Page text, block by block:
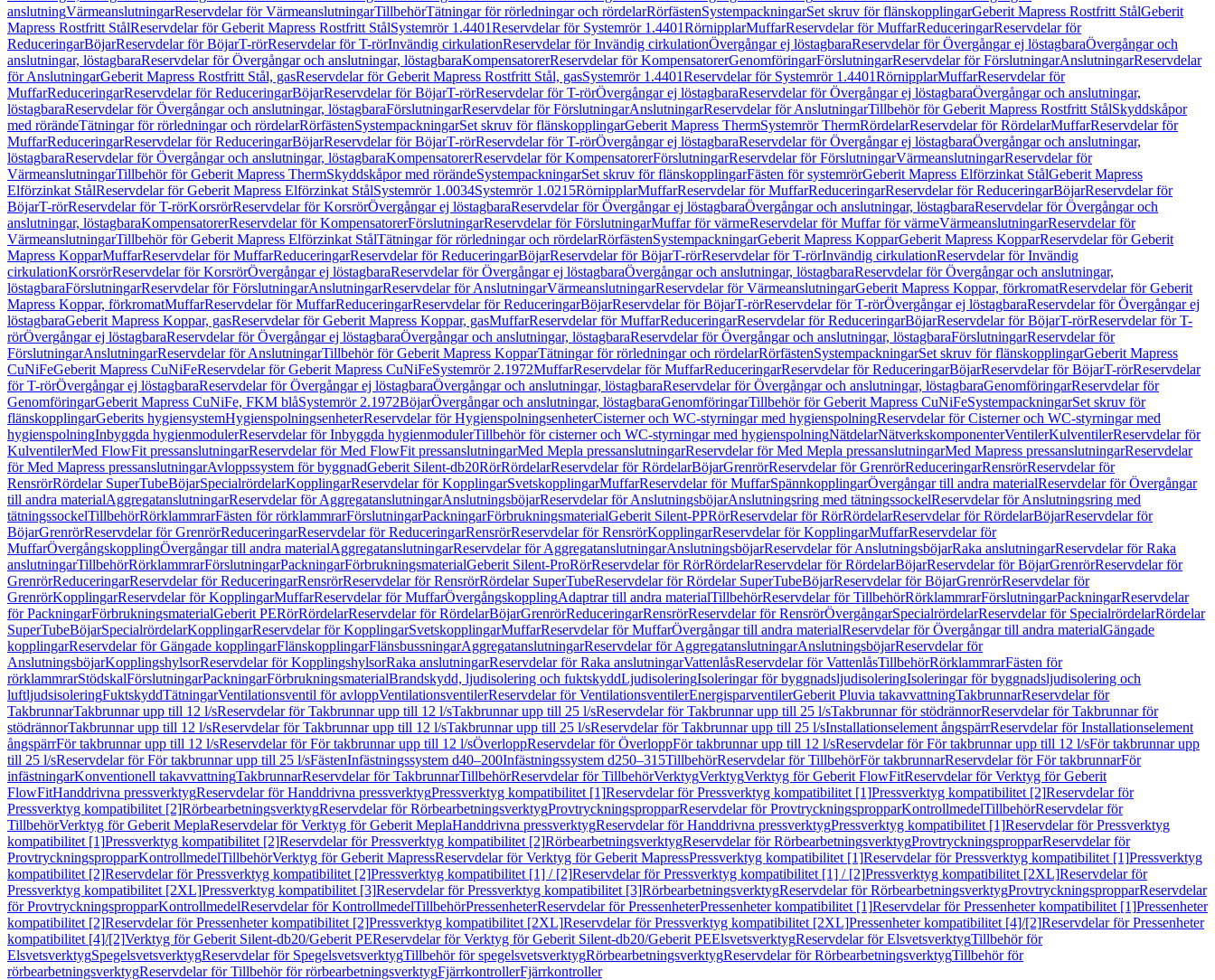
anslutningVärmeanslutningarReservdelar för VärmeanslutningarTillbehörTätningar för rörledningar och rördelarRörfästenSystempackningarSet skruv för flänskopplingarGeberit Mapress Rostfritt StålGeberit
Mapress Rostfritt StålReservdelar för Geberit Mapress Rostfritt StålSystemrör 1.4401Reservdelar för Systemrör 1.4401RörnipplarMuffarReservdelar för MuffarReduceringarReservdelar för
ReduceringarBöjarReservdelar för BöjarT-rörReservdelar för T-rörInvändig cirkulationReservdelar för Invändig cirkulationÖvergångar ej löstagbaraReservdelar för Övergångar ej löstagbaraÖvergångar och
anslutningar, löstagbaraReservdelar för Övergångar och anslutningar, löstagbaraKompensatorerReservdelar för KompensatorerGenomföringarFörslutningarReservdelar för FörslutningarAnslutningarReservdelar
för AnslutningarGeberit Mapress Rostfritt Stål, gasReservdelar för Geberit Mapress Rostfritt Stål, gasSystemrör 1.4401Reservdelar för Systemrör 1.4401RörnipplarMuffarReservdelar för
MuffarReduceringarReservdelar för ReduceringarBöjarReservdelar för BöjarT-rörReservdelar för T-rörÖvergångar ej löstagbaraReservdelar för Övergångar ej löstagbaraÖvergångar och anslutningar,
löstagbaraReservdelar för Övergångar och anslutningar, löstagbaraFörslutningarReservdelar för FörslutningarAnslutningarReservdelar för AnslutningarTillbehör för Geberit Mapress Rostfritt StålSkyddskåpor
med rörändeTätningar för rörledningar och rördelarRörfästenSystempackningarSet skruv för flänskopplingarGeberit Mapress ThermSystemrör ThermRördelarReservdelar för RördelarMuffarReservdelar för
MuffarReduceringarReservdelar för ReduceringarBöjarReservdelar för BöjarT-rörReservdelar för T-rörÖvergångar ej löstagbaraReservdelar för Övergångar ej löstagbaraÖvergångar och anslutningar,
löstagbaraReservdelar för Övergångar och anslutningar, löstagbaraKompensatorerReservdelar för KompensatorerFörslutningarReservdelar för FörslutningarVärmeanslutningarReservdelar för
VärmeanslutningarTillbehör för Geberit Mapress ThermSkyddskåpor med rörändeSystempackningarSet skruv för flänskopplingarFästen för systemrörGeberit Mapress Elförzinkat StålGeberit Mapress
Elförzinkat StålReservdelar för Geberit Mapress Elförzinkat StålSystemrör 1.0034Systemrör 1.0215RörnipplarMuffarReservdelar för MuffarReduceringarReservdelar för ReduceringarBöjarReservdelar för
BöjarT-rörReservdelar för T-rörKorsrörReservdelar för KorsrörÖvergångar ej löstagbaraReservdelar för Övergångar ej löstagbaraÖvergångar och anslutningar, löstagbaraReservdelar för Övergångar och
anslutningar, löstagbaraKompensatorerReservdelar för KompensatorerFörslutningarReservdelar för FörslutningarMuffar för värmeReservdelar för Muffar för värmeVärmeanslutningarReservdelar för
VärmeanslutningarTillbehör för Geberit Mapress Elförzinkat StålTätningar för rörledningar och rördelarRörfästenSystempackningarGeberit Mapress KopparGeberit Mapress KopparReservdelar för Geberit
Mapress KopparMuffarReservdelar för MuffarReduceringarReservdelar för ReduceringarBöjarReservdelar för BöjarT-rörReservdelar för T-rörInvändig cirkulationReservdelar för Invändig
cirkulationKorsrörReservdelar för KorsrörÖvergångar ej löstagbaraReservdelar för Övergångar ej löstagbaraÖvergångar och anslutningar, löstagbaraReservdelar för Övergångar och anslutningar,
löstagbaraFörslutningarReservdelar för FörslutningarAnslutningarReservdelar för AnslutningarVärmeanslutningarReservdelar för VärmeanslutningarGeberit Mapress Koppar, förkromatReservdelar för Geberit
Mapress Koppar, förkromatMuffarReservdelar för MuffarReduceringarReservdelar för ReduceringarBöjarReservdelar för BöjarT-rörReservdelar för T-rörÖvergångar ej löstagbaraReservdelar för Övergångar ej
löstagbaraGeberit Mapress Koppar, gasReservdelar för Geberit Mapress Koppar, gasMuffarReservdelar för MuffarReduceringarReservdelar för ReduceringarBöjarReservdelar för BöjarT-rörReservdelar för T-
rörÖvergångar ej löstagbaraReservdelar för Övergångar ej löstagbaraÖvergångar och anslutningar, löstagbaraReservdelar för Övergångar och anslutningar, löstagbaraFörslutningarReservdelar för
FörslutningarAnslutningarReservdelar för AnslutningarTillbehör för Geberit Mapress KopparTätningar för rörledningar och rördelarRörfästenSystempackningarSet skruv för flänskopplingarGeberit Mapress
CuNiFeGeberit Mapress CuNiFeReservdelar för Geberit Mapress CuNiFeSystemrör 2.1972MuffarReservdelar för MuffarReduceringarReservdelar för ReduceringarBöjarReservdelar för BöjarT-rörReservdelar
för T-rörÖvergångar ej löstagbaraReservdelar för Övergångar ej löstagbaraÖvergångar och anslutningar, löstagbaraReservdelar för Övergångar och anslutningar, löstagbaraGenomföringarReservdelar för
GenomföringarGeberit Mapress CuNiFe, FKM blåSystemrör 2.1972BöjarÖvergångar och anslutningar, löstagbaraGenomföringarTillbehör för Geberit Mapress CuNiFeSystempackningarSet skruv för
flänskopplingarGeberits hygiensystemHygienspolningsenheterReservdelar för HygienspolningsenheterCisterner och WC-styrningar med hygienspolningReservdelar för Cisterner och WC-styrningar med
hygienspolningInbyggda hygienmodulerReservdelar för Inbyggda hygienmodulerTillbehör för cisterner och WC-styrningar med hygienspolningNätdelarNätverkskomponenterVentilerKulventilerReservdelar för
KulventilerMed FlowFit pressanslutningarReservdelar för Med FlowFit pressanslutningarMed Mepla pressanslutningarReservdelar för Med Mepla pressanslutningarMed Mapress pressanslutningarReservdelar
för Med Mapress pressanslutningarAvloppssystem för byggnadGeberit Silent-db20RörRördelarReservdelar för RördelarBöjarGrenrörReservdelar för GrenrörReduceringarRensrörReservdelar för
RensrörRördelar SuperTubeBöjarSpecialrördelarKopplingarReservdelar för KopplingarSvetskopplingarMuffarReservdelar för MuffarSpännkopplingarÖvergångar till andra materialReservdelar för Övergångar
till andra materialAggregatanslutningarReservdelar för AggregatanslutningarAnslutningsböjarReservdelar för AnslutningsböjarAnslutningsring med tätningssockelReservdelar för Anslutningsring med
tätningssockelTillbehörRörklammrarFästen för rörklammrarFörslutningarPackningarFörbrukningsmaterialGeberit Silent-PPRörReservdelar för RörRördelarReservdelar för RördelarBöjarReservdelar för
BöjarGrenrörReservdelar för GrenrörReduceringarReservdelar för ReduceringarRensrörReservdelar för RensrörKopplingarReservdelar för KopplingarMuffarReservdelar för
MuffarÖvergångskopplingÖvergångar till andra materialAggregatanslutningarReservdelar för AggregatanslutningarAnslutningsböjarReservdelar för AnslutningsböjarRaka anslutningarReservdelar för Raka
anslutningarTillbehörRörklammrarFörslutningarPackningarFörbrukningsmaterialGeberit Silent-ProRörReservdelar för RörRördelarReservdelar för RördelarBöjarReservdelar för BöjarGrenrörReservdelar för
GrenrörReduceringarReservdelar för ReduceringarRensrörReservdelar för RensrörRördelar SuperTubeReservdelar för Rördelar SuperTubeBöjarReservdelar för BöjarGrenrörReservdelar för
GrenrörKopplingarReservdelar för KopplingarMuffarReservdelar för MuffarÖvergångskopplingAdaptrar till andra materialTillbehörReservdelar för TillbehörRörklammrarFörslutningarPackningarReservdelar
för PackningarFörbrukningsmaterialGeberit PERörRördelarReservdelar för RördelarBöjarGrenrörReduceringarRensrörReservdelar för RensrörÖvergångarSpecialrördelarReservdelar för SpecialrördelarRördelar
SuperTubeBöjarSpecialrördelarKopplingarReservdelar för KopplingarSvetskopplingarMuffarReservdelar för MuffarÖvergångar till andra materialReservdelar för Övergångar till andra materialGängade
kopplingarReservdelar för Gängade kopplingarFlänskopplingarFlänsbussningarAggregatanslutningarReservdelar för AggregatanslutningarAnslutningsböjarReservdelar för
AnslutningsböjarKopplingshylsorReservdelar för KopplingshylsorRaka anslutningarReservdelar för Raka anslutningarVattenlåsReservdelar för VattenlåsTillbehörRörklammrarFästen för
rörklammrarStödskalFörslutningarPackningarFörbrukningsmaterialBrandskydd, ljudisolering och fuktskyddLjudisoleringIsoleringar för byggnadsljudisoleringIsoleringar för byggnadsljudisolering och
luftljudsisoleringFuktskyddTätningarVentilationsventil för avloppVentilationsventilerReservdelar för VentilationsventilerEnergisparventilerGeberit Pluvia takavvattningTakbrunnarReservdelar för
TakbrunnarTakbrunnar upp till 12 l/sReservdelar för Takbrunnar upp till 12 l/sTakbrunnar upp till 25 l/sReservdelar för Takbrunnar upp till 25 l/sTakbrunnar för stödrännorReservdelar för Takbrunnar för
stödrännorTakbrunnar upp till 12 l/sReservdelar för Takbrunnar upp till 12 l/sTakbrunnar upp till 25 l/sReservdelar för Takbrunnar upp till 25 l/sInstallationselement ångspärrReservdelar för Installationselement
ångspärrFör takbrunnar upp till 12 l/sReservdelar för För takbrunnar upp till 12 l/sÖverloppReservdelar för ÖverloppFör takbrunnar upp till 12 l/sReservdelar för För takbrunnar upp till 12 l/sFör takbrunnar upp
till 25 l/sReservdelar för För takbrunnar upp till 25 l/sFästenInfästningssystem d40–200Infästningssystem d250–315TillbehörReservdelar för TillbehörFör takbrunnarReservdelar för För takbrunnarFör
infästningarKonventionell takavvattningTakbrunnarReservdelar för TakbrunnarTillbehörReservdelar för TillbehörVerktygVerktygVerktyg för Geberit FlowFitReservdelar för Verktyg för Geberit
FlowFitHanddrivna pressverktygReservdelar för Handdrivna pressverktygPressverktyg kompatibilitet [1]Reservdelar för Pressverktyg kompatibilitet [1]Pressverktyg kompatibilitet [2]Reservdelar för
Pressverktyg kompatibilitet [2]RörbearbetningsverktygReservdelar för RörbearbetningsverktygProvtryckningspropparReservdelar för ProvtryckningspropparKontrollmedelTillbehörReservdelar för
TillbehörVerktyg för Geberit MeplaReservdelar för Verktyg för Geberit MeplaHanddrivna pressverktygReservdelar för Handdrivna pressverktygPressverktyg kompatibilitet [1]Reservdelar för Pressverktyg
kompatibilitet [1]Pressverktyg kompatibilitet [2]Reservdelar för Pressverktyg kompatibilitet [2]RörbearbetningsverktygReservdelar för RörbearbetningsverktygProvtryckningspropparReservdelar för
ProvtryckningspropparKontrollmedelTillbehörVerktyg för Geberit MapressReservdelar för Verktyg för Geberit MapressPressverktyg kompatibilitet [1]Reservdelar för Pressverktyg kompatibilitet [1]Pressverktyg
kompatibilitet [2]Reservdelar för Pressverktyg kompatibilitet [2]Pressverktyg kompatibilitet [1] / [2]Reservdelar för Pressverktyg kompatibilitet [1] / [2]Pressverktyg kompatibilitet [2XL]Reservdelar för
Pressverktyg kompatibilitet [2XL]Pressverktyg kompatibilitet [3]Reservdelar för Pressverktyg kompatibilitet [3]RörbearbetningsverktygReservdelar för RörbearbetningsverktygProvtryckningspropparReservdelar
för ProvtryckningspropparKontrollmedelReservdelar för KontrollmedelTillbehörPressenheterReservdelar för PressenheterPressenheter kompatibilitet [1]Reservdelar för Pressenheter kompatibilitet [1]Pressenheter
kompatibilitet [2]Reservdelar för Pressenheter kompatibilitet [2]Pressverktyg kompatibilitet [2XL]Reservdelar för Pressverktyg kompatibilitet [2XL]Pressenheter kompatibilitet [4]/[2]Reservdelar för Pressenheter
kompatibilitet [4]/[2]Verktyg för Geberit Silent-db20/Geberit PEReservdelar för Verktyg för Geberit Silent-db20/Geberit PEElsvetsverktygReservdelar för ElsvetsverktygTillbehör för
ElsvetsverktygSpegelsvetsverktygReservdelar för SpegelsvetsverktygTillbehör för spegelsvetsverktygRörbearbetningsverktygReservdelar för RörbearbetningsverktygTillbehör för
rörbearbetningsverktygReservdelar för Tillbehör för rörbearbetningsverktygFjärrkontrollerFjärrkontroller